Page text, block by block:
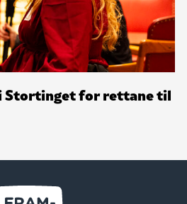
Stortinget for rettane til